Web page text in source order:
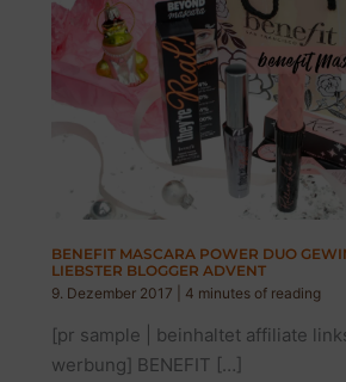
BENEFIT MASCARA POWER DUO
LIEBSTER BLOGGER ADVENT
9. Dezember 2017
4 minutes of reading
[pr sample | beinhaltet affiliate
werbung] BENEFIT […]